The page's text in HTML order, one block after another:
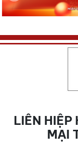
LIÊN HIỆP
MẠI